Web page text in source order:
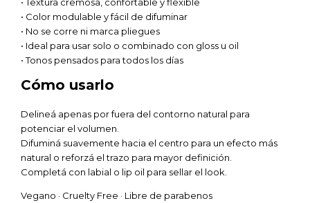
• Color modulable y fácil de difuminar
• No se corre ni marca pliegues
• Ideal para usar solo o combinado con gloss u oil
• Tonos pensados para todos los días
Cómo usarlo
Delineá apenas por fuera del contorno natural para
potenciar el volumen.
Difuminá suavemente hacia el centro para un efecto más
natural o reforzá el trazo para mayor definición.
Completá con labial o lip oil para sellar el look.
Vegano · Cruelty Free · Libre de parabenos